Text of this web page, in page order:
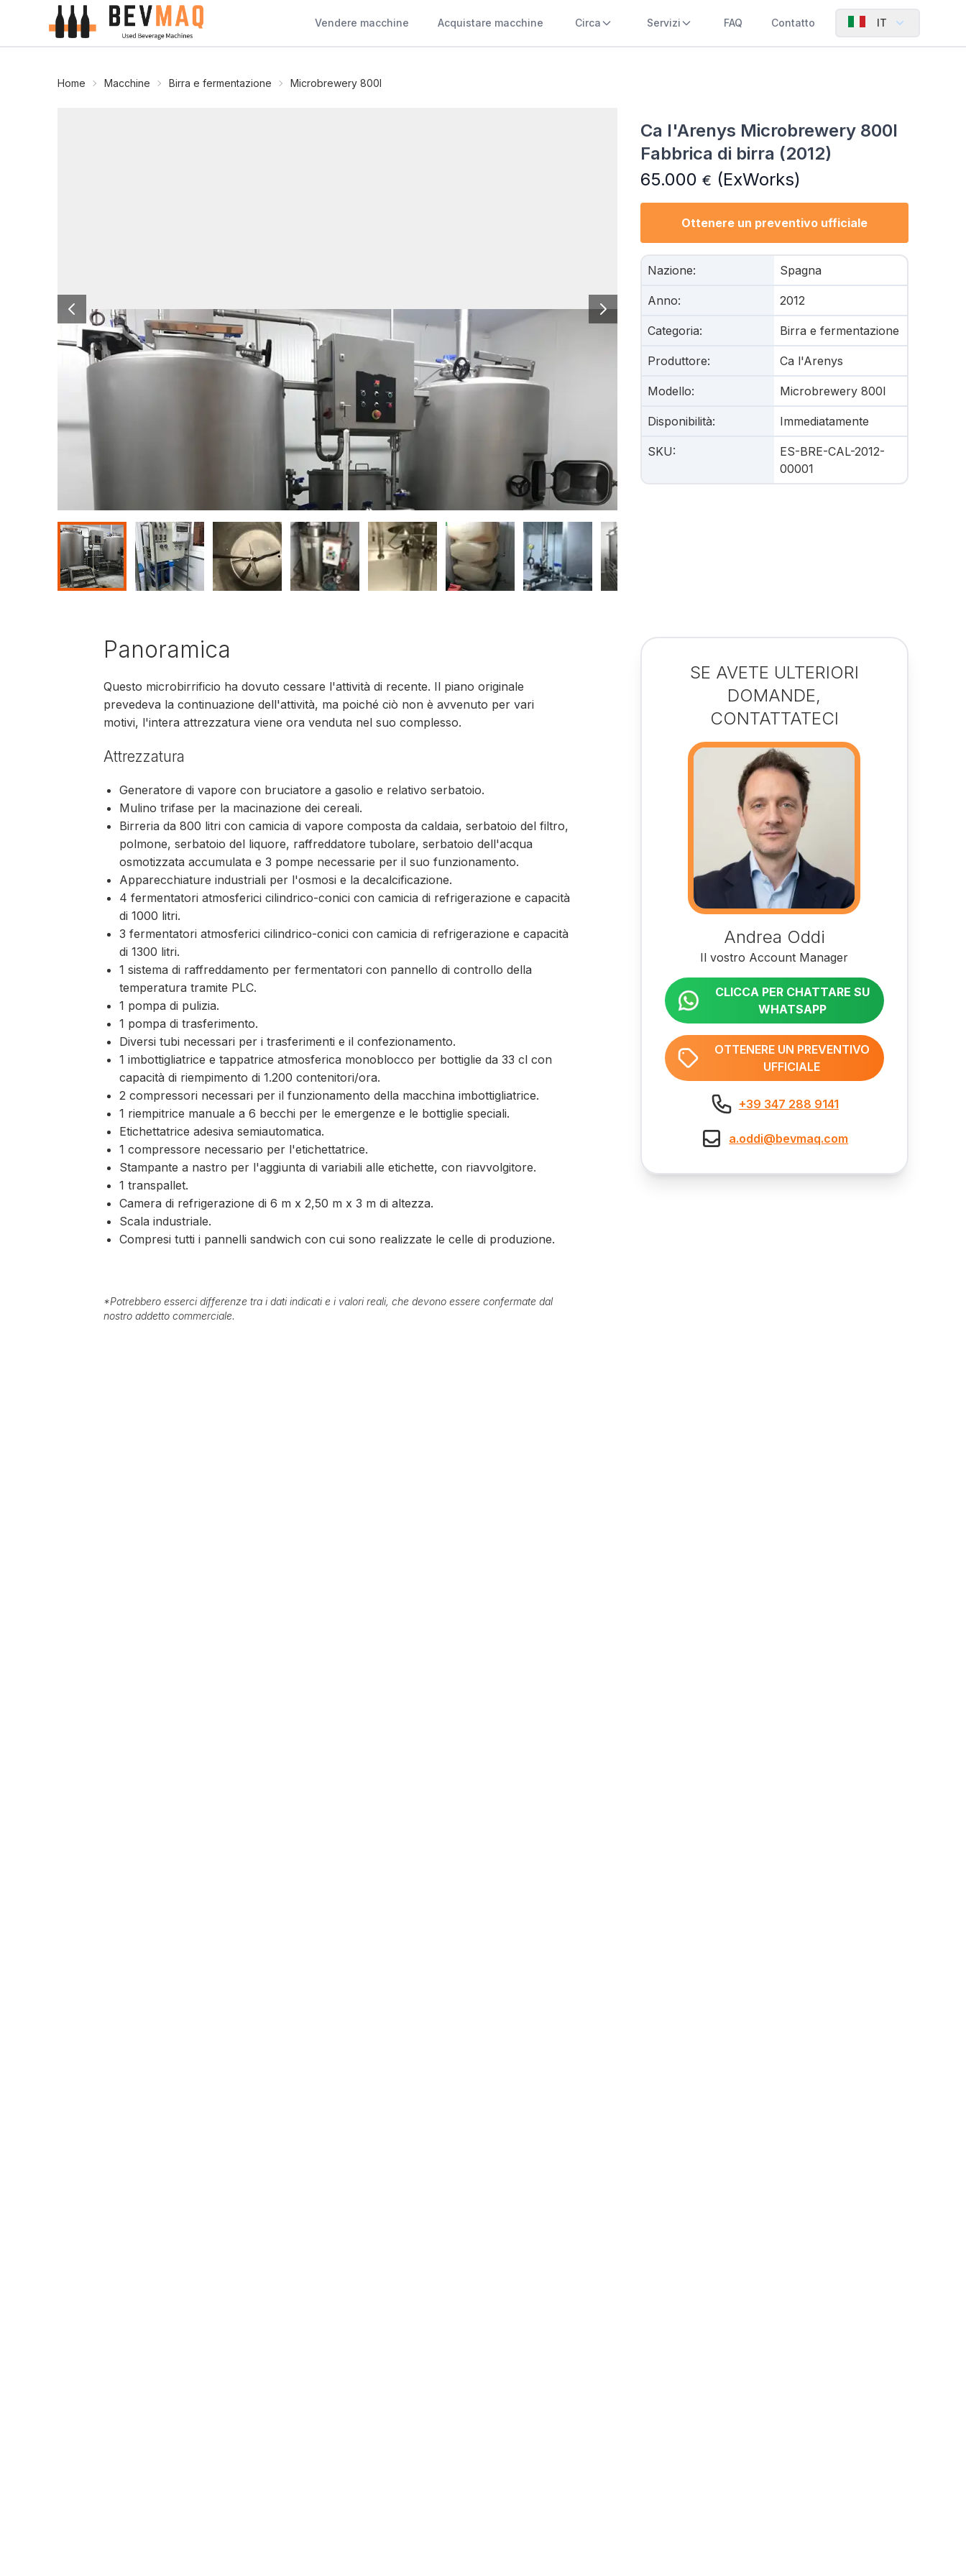
Vendere macchine Acquistare macchine Circa Servizi FAQ Contatto IT
Home Macchine Birra e fermentazione Microbrewery 800l
Ca l'Arenys Microbrewery 800l
Fabbrica di birra (2012)
65.000 € (ExWorks)
Ottenere un preventivo ufficiale
Nazione: Spagna
Anno: 2012
Categoria: Birra e fermentazione
Produttore: Ca l'Arenys
Modello: Microbrewery 800l
Disponibilità: Immediatamente
SKU:
ES-BRE-CAL-2012-
00001
Panoramica
Questo microbirrificio ha dovuto cessare l'attività di recente. Il piano originale
prevedeva la continuazione dell'attività, ma poiché ciò non è avvenuto per vari
motivi, l'intera attrezzatura viene ora venduta nel suo complesso.
Attrezzatura
Generatore di vapore con bruciatore a gasolio e relativo serbatoio.
Mulino trifase per la macinazione dei cereali.
Birreria da 800 litri con camicia di vapore composta da caldaia, serbatoio del filtro,
polmone, serbatoio del liquore, raffreddatore tubolare, serbatoio dell'acqua
osmotizzata accumulata e 3 pompe necessarie per il suo funzionamento.
Apparecchiature industriali per l'osmosi e la decalcificazione.
4 fermentatori atmosferici cilindrico-conici con camicia di refrigerazione e capacità
di 1000 litri.
3 fermentatori atmosferici cilindrico-conici con camicia di refrigerazione e capacità
di 1300 litri.
1 sistema di raffreddamento per fermentatori con pannello di controllo della
temperatura tramite PLC.
1 pompa di pulizia.
1 pompa di trasferimento.
Diversi tubi necessari per i trasferimenti e il confezionamento.
1 imbottigliatrice e tappatrice atmosferica monoblocco per bottiglie da 33 cl con
capacità di riempimento di 1.200 contenitori/ora.
2 compressori necessari per il funzionamento della macchina imbottigliatrice.
1 riempitrice manuale a 6 becchi per le emergenze e le bottiglie speciali.
Etichettatrice adesiva semiautomatica.
1 compressore necessario per l'etichettatrice.
Stampante a nastro per l'aggiunta di variabili alle etichette, con riavvolgitore.
1 transpallet.
Camera di refrigerazione di 6 m x 2,50 m x 3 m di altezza.
Scala industriale.
Compresi tutti i pannelli sandwich con cui sono realizzate le celle di produzione.
*Potrebbero esserci differenze tra i dati indicati e i valori reali, che devono essere confermate dal
nostro addetto commerciale.
SE AVETE ULTERIORI
DOMANDE,
CONTATTATECI
Andrea Oddi
Il vostro Account Manager
CLICCA PER CHATTARE SU
WHATSAPP
OTTENERE UN PREVENTIVO
UFFICIALE
+39 347 288 9141
a.oddi@bevmaq.com